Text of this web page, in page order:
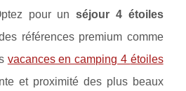
pour unséjour 4 étoiles
références premium comme
vacances en camping 4 étoiles
et proximité des plus beaux